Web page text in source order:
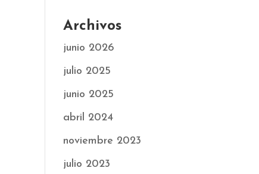
Archivos
junio 2026
julio 2025
junio 2025
abril 2024
noviembre 2023
julio 2023